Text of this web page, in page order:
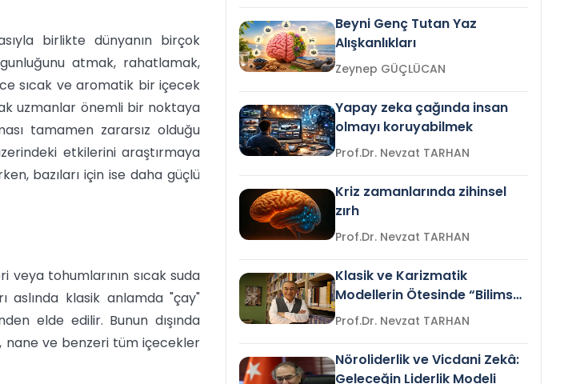
birlikte dünyanın birçok
atmak, rahatlamak,
sıcak ve aromatik bir içecek
uzmanlar önemli bir noktaya
tamamen zararsız olduğu
etkilerini araştırmaya
bazıları için ise daha güçlü
veya tohumlarının sıcak suda
aslında klasik anlamda "çay"
elde edilir. Bunun dışında
nane ve benzeri tüm içecekler
Beyni Genç Tutan Yaz
Alışkanlıkları
Zeynep GÜÇLÜCAN
Yapay zeka çağında insan
olmayı koruyabilmek
Prof.Dr. Nevzat TARHAN
Kriz zamanlarında zihinsel
zırh
Prof.Dr. Nevzat TARHAN
Klasik ve Karizmatik
Modellerin Ötesinde “Bilimsel
Liderlik”
Prof.Dr. Nevzat TARHAN
Nöroliderlik ve Vicdani Zekâ:
Geleceğin Liderlik Modeli